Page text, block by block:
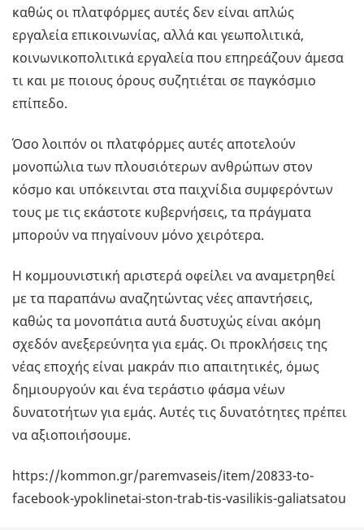
καθώς οι πλατφόρμες αυτές δεν είναι απλώς
εργαλεία επικοινωνίας, αλλά και γεωπολιτικά,
κοινωνικοπολιτικά εργαλεία που επηρεάζουν άμεσα
τι και με ποιους όρους συζητιέται σε παγκόσμιο
επίπεδο.
Όσο λοιπόν οι πλατφόρμες αυτές αποτελούν
μονοπώλια των πλουσιότερων ανθρώπων στον
κόσμο και υπόκεινται στα παιχνίδια συμφερόντων
τους με τις εκάστοτε κυβερνήσεις, τα πράγματα
μπορούν να πηγαίνουν μόνο χειρότερα.
Η κομμουνιστική αριστερά οφείλει να αναμετρηθεί
με τα παραπάνω αναζητώντας νέες απαντήσεις,
καθώς τα μονοπάτια αυτά δυστυχώς είναι ακόμη
σχεδόν ανεξερεύνητα για εμάς. Οι προκλήσεις της
νέας εποχής είναι μακράν πιο απαιτητικές, όμως
δημιουργούν και ένα τεράστιο φάσμα νέων
δυνατοτήτων για εμάς. Αυτές τις δυνατότητες πρέπει
να αξιοποιήσουμε.
https://kommon.gr/paremvaseis/item/20833-to-
facebook-ypoklinetai-ston-trab-tis-vasilikis-galiatsatou